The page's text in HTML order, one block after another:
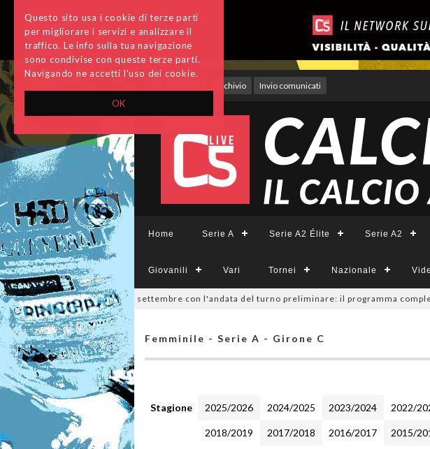
OK
Questo sito usa i cookie di terze parti
per migliorare i servizi e analizzare il
traffico. Le info sulla tua navigazione
sono condivise con queste terze parti.
Navigando ne accetti l'uso dei cookie.
Archivio Invio comunicati
Home Serie A Serie A2 Élite Serie A2
Giovanili Vari Tornei Nazionale
Divisione, si parte il 19 settembre con l'andata del turno preliminare: il programma completo
Femminile - Serie A - Girone C
Stagione 2025/2026 2024/2025 2023/2024 2022/
2018/2019 2017/2018 2016/2017 2015/